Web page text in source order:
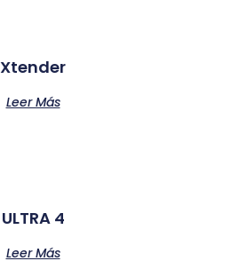
Xtender
Leer Más
ULTRA 4
Leer Más